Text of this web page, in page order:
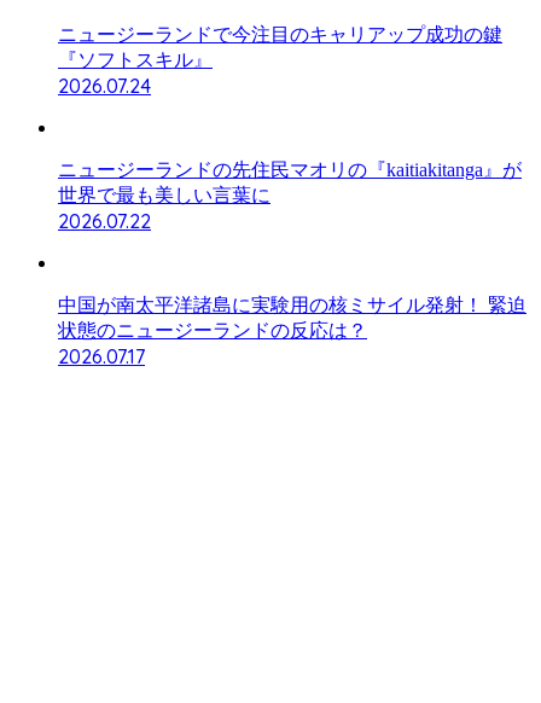
ニュージーランドで今注目のキャリアップ成功の鍵
『ソフトスキル』
2026.07.24
ニュージーランドの先住民マオリの『kaitiakitanga』が
世界で最も美しい言葉に
2026.07.22
中国が南太平洋諸島に実験用の核ミサイル発射！ 緊迫
状態のニュージーランドの反応は？
2026.07.17